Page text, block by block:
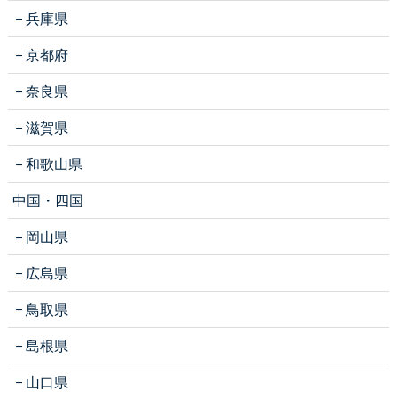
兵庫県
京都府
奈良県
滋賀県
和歌山県
中国・四国
岡山県
広島県
鳥取県
島根県
山口県